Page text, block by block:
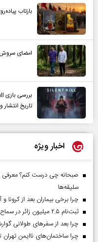
بازتاب
امضای سروش
تاریخ انتشار
اخبار ویژه
سلیقه‌ها
چرا برخی بیماران بعد از کرونا و
ثبت‌نام ۲.۵ میلیون زائر در سماح | عبور ۱.۷ میلیون نفر از مرز‌های اربعین
چرا بعد از سفرهای طولانی
چرا ساختمان‌های ناایمن